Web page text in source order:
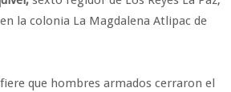
la colonia La Magdalena Atlipac de
que hombres armados cerraron el